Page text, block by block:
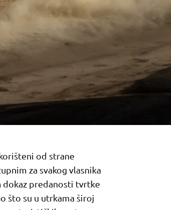
od strane
za svakog vlasnika
dokaz predanosti tvrtke
što su u utrkama široj